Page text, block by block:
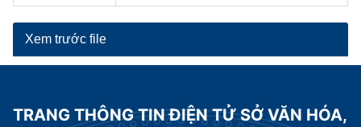
Xem trước file
TRANG THÔNG TIN ĐIỆN TỬ SỞ VĂN HÓA,